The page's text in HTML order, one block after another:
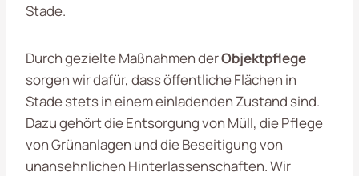
Stade.
Durch gezielte Maßnahmen derObjektpflege
sorgen wir dafür, dass öffentliche Flächen in
Stade stets in einem einladenden Zustand sind.
Dazu gehört die Entsorgung von Müll, die Pflege
von Grünanlagen und die Beseitigung von
unansehnlichen Hinterlassenschaften. Wir